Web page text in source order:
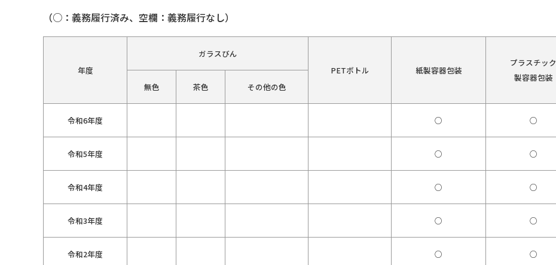
（○：義務履行済み、空欄：義務履行なし）
年度
ガラスびん
PETボトル
紙製容器包装
プラスチック
製容器包装
無色
茶色 その他の色
令和6年度 ○ ○
令和5年度 ○ ○
令和4年度 ○ ○
令和3年度 ○ ○
令和2年度 ○ ○